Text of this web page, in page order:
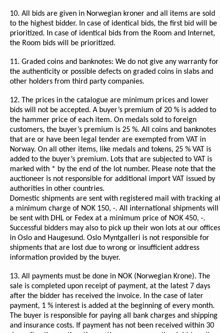
10. All bids are given in Norwegian kroner and all items are sold
to the highest bidder. In case of identical bids, the first bid will be
prioritized. In case of identical bids from the Room and Internet,
the Room bids will be prioritized.
11. Graded coins and banknotes: We do not give any warranty for
the authenticity or possible defects on graded coins in slabs and
other holders from third party companies.
12. The prices in the catalogue are minimum prices and lower
bids will not be accepted. A buyer’s premium of 20 % is added to
the hammer price of each item. On medals sold to foreign
customers, the buyer’s premium is 25 %. All coins and banknotes
that are or have been legal tender are exempted from VAT in
Norway. On all other items, like medals and tokens, 25 % VAT is
added to the buyer’s premium. Lots that are subjected to VAT is
marked with * by the end of the lot number. Please note that the
auctioneer is not responsible for additional import VAT issued by
authorities in other countries.
Domestic shipments are sent with registered mail with tracking
a minimum charge of NOK 150, -. All international shipments will
be sent with DHL or Fedex at a minimum price of NOK 450, -.
Successful bidders may also to pick up their won lots at our offices
in Oslo and Haugesund. Oslo Myntgalleri is not responsible for
shipments that are lost due to wrong or insufficient address
information provided by the buyer.
13. All payments must be done in NOK (Norwegian Krone). The
sale is completed upon receipt of payment, at the latest 7 days
after the bidder has received the invoice. In the case of later
payment, 1 % interest is added at the beginning of every month.
The buyer is responsible for paying all bank charges and shipping
and insurance costs. If payment has not been received within 30